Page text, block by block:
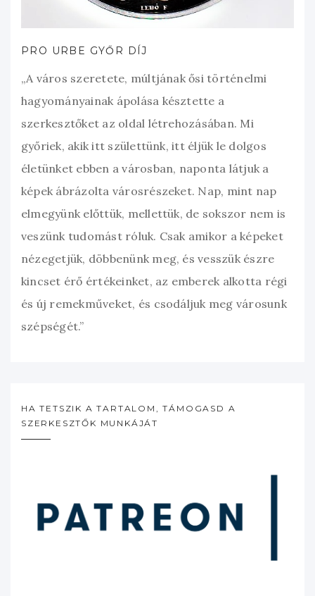
PRO URBE GYŐR DÍJ
„A város szeretete, múltjának ősi történelmi
hagyományainak ápolása késztette a
szerkesztőket az oldal létrehozásában. Mi
győriek, akik itt születtünk, itt éljük le dolgos
életünket ebben a városban, naponta látjuk a
képek ábrázolta városrészeket. Nap, mint nap
elmegyünk előttük, mellettük, de sokszor nem is
veszünk tudomást róluk. Csak amikor a képeket
nézegetjük, döbbenünk meg, és vesszük észre
kincset érő értékeinket, az emberek alkotta régi
és új remekműveket, és csodáljuk meg városunk
szépségét.”
HA TETSZIK A TARTALOM, TÁMOGASD A
SZERKESZTŐK MUNKÁJÁT